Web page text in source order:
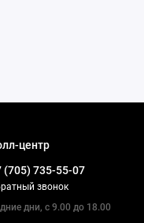
центр
(705) 735-55-07
звонок
дни, с 9.00 до 18.00